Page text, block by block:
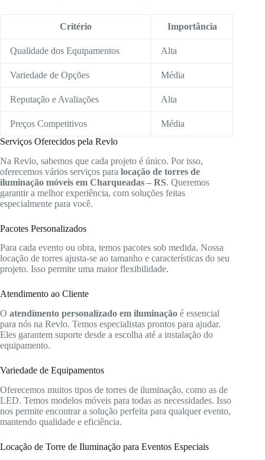
Critério Importância
Qualidade dos Equipamentos Alta
Variedade de Opções Média
Reputação e Avaliações Alta
Preços Competitivos
Média
Serviços Oferecidos pela Revlo
Na Revlo, sabemos que cada projeto é único. Por isso,
oferecemos vários serviços para locação de torres de
iluminação móveis em Charqueadas – RS. Queremos
garantir a melhor experiência, com soluções feitas
especialmente para você.
Pacotes Personalizados
Para cada evento ou obra, temos pacotes sob medida. Nossa
locação de torres ajusta-se ao tamanho e características do seu
projeto. Isso permite uma maior flexibilidade.
Atendimento ao Cliente
O atendimento personalizado em iluminação é essencial
para nós na Revlo. Temos especialistas prontos para ajudar.
Eles garantem suporte desde a escolha até a instalação do
equipamento.
Variedade de Equipamentos
Oferecemos muitos tipos de torres de iluminação, como as de
LED. Temos modelos móveis para todas as necessidades. Isso
nos permite encontrar a solução perfeita para qualquer evento,
mantendo qualidade e eficiência.
Locação de Torre de Iluminação para Eventos Especiais